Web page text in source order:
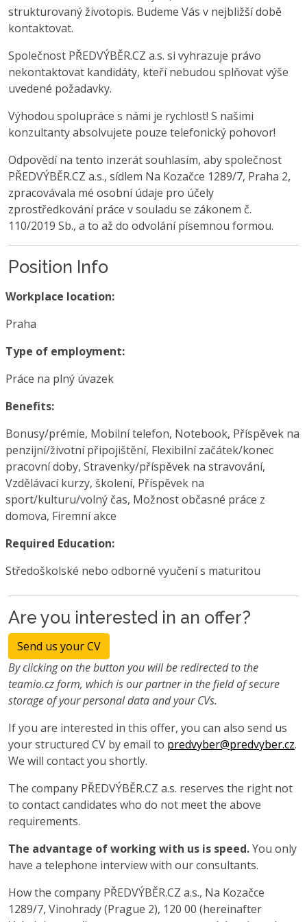
strukturovaný životopis. Budeme Vás v nejbližší době
kontaktovat.
Společnost PŘEDVÝBĚR.CZ a.s. si vyhrazuje právo
nekontaktovat kandidáty, kteří nebudou splňovat výše
uvedené požadavky.
Výhodou spolupráce s námi je rychlost! S našimi
konzultanty absolvujete pouze telefonický pohovor!
Odpovědí na tento inzerát souhlasím, aby společnost
PŘEDVÝBĚR.CZ a.s., sídlem Na Kozačce 1289/7, Praha 2,
zpracovávala mé osobní údaje pro účely
zprostředkování práce v souladu se zákonem č.
110/2019 Sb., a to až do odvolání písemnou formou.
Position Info
Workplace location:
Praha
Type of employment:
Práce na plný úvazek
Benefits:
Bonusy/prémie, Mobilní telefon, Notebook, Příspěvek na
penzijní/životní připojištění, Flexibilní začátek/konec
pracovní doby, Stravenky/příspěvek na stravování,
Vzdělávací kurzy, školení, Příspěvek na
sport/kulturu/volný čas, Možnost občasné práce z
domova, Firemní akce
Required Education:
Středoškolské nebo odborné vyučení s maturitou
Are you interested in an offer?
Send us your CV
By clicking on the button you will be redirected to the
teamio.cz form, which is our partner in the field of secure
storage of your personal data and your CVs.
If you are interested in this offer, you can also send us
your structured CV by email to predvyber@predvyber.cz.
We will contact you shortly.
The company PŘEDVÝBĚR.CZ a.s. reserves the right not
to contact candidates who do not meet the above
requirements.
The advantage of working with us is speed.You only
have a telephone interview with our consultants.
How the company PŘEDVÝBĚR.CZ a.s., Na Kozačce
1289/7, Vinohrady (Prague 2), 120 00 (hereinafter